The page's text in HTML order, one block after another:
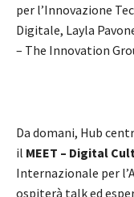
per l’Innovazione
Digitale, Layla
– The Innovation
Da domani, Hub
il MEET – Digital
Internazionale per
ospiterà talk ed